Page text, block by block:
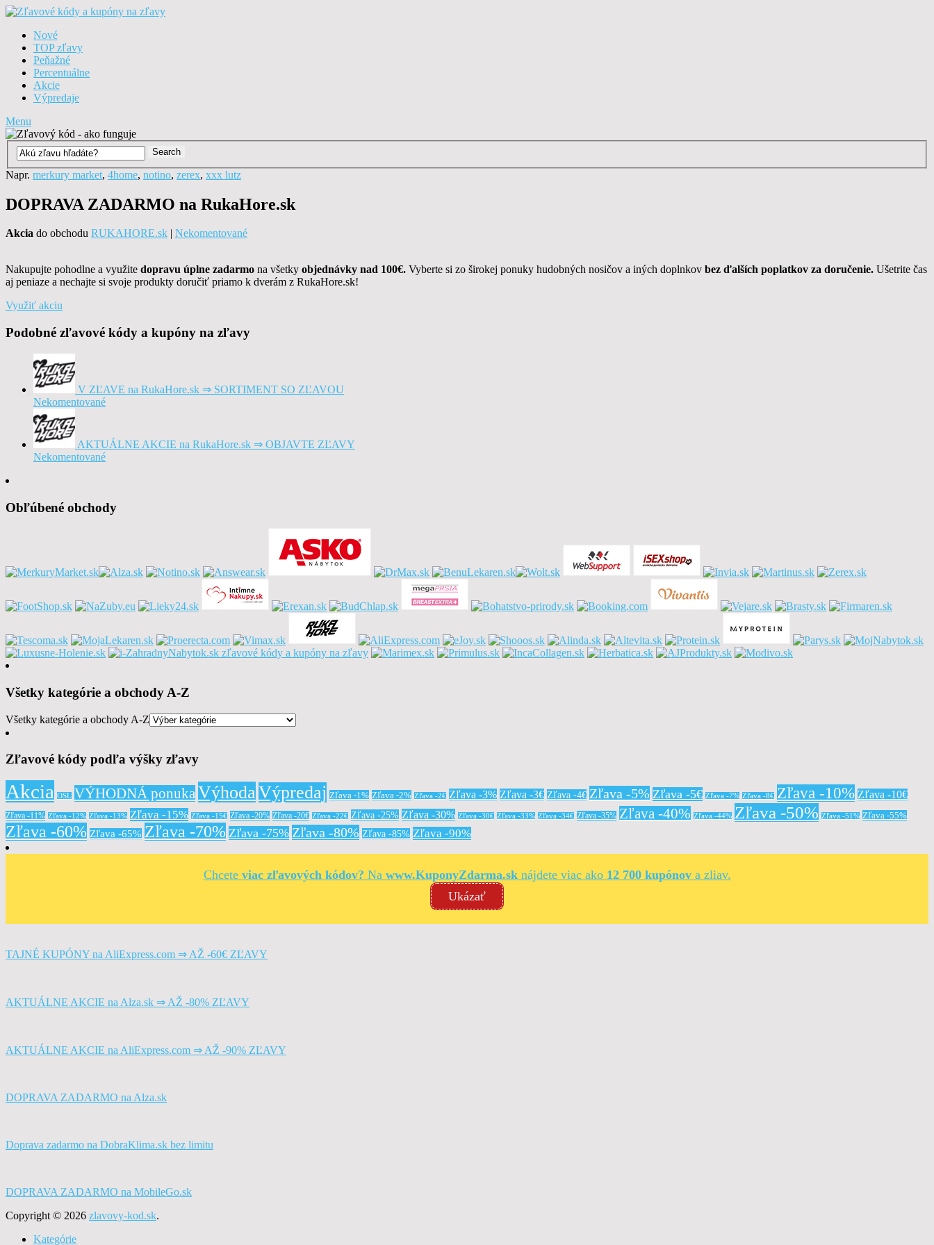
Nové
TOP zľavy
Peňažné
Percentuálne
Akcie
Výpredaje
Menu
Napr. merkury market, 4home, notino, zerex, xxx lutz
DOPRAVA ZADARMO na RukaHore.sk
Akcia do obchodu RUKAHORE.sk | Nekomentované
Nakupujte pohodlne a využite dopravu úplne zadarmo na všetky objednávky nad 100€. Vyberte si zo širokej ponuky hudobných nosičov a iných doplnkov bez ďalších poplatkov za doručenie. Ušetrite čas
aj peniaze a nechajte si svoje produkty doručiť priamo k dverám z RukaHore.sk!
Využiť akciu
Podobné zľavové kódy a kupóny na zľavy
V ZĽAVE na RukaHore.sk ⇒ SORTIMENT SO ZĽAVOU
Nekomentované
AKTUÁLNE AKCIE na RukaHore.sk ⇒ OBJAVTE ZĽAVY
Nekomentované
Obľúbené obchody
Všetky kategórie a obchody A-Z
Všetky kategórie a obchody A-Z
Zľavové kódy podľa výšky zľavy
Akcia OSL VÝHODNÁ ponukaVýhodaVýpredaj Zľava -1% Zľava -2% Zľava -2€ Zľava -3% Zľava -3€ Zľava -4€ Zľava -5% Zľava -5€ Zľava -7% Zľava -8€ Zľava -10% Zľava -10€
Zľava -11% Zľava -12% Zľava -13% Zľava -15% Zľava -15€ Zľava -20% Zľava -20€ Zľava -22€ Zľava -25% Zľava -30% Zľava -30€ Zľava -33% Zľava -34€ Zľava -35% Zľava -40% Zľava -44% Zľava -50% Zľava -51% Zľava -55%
Zľava -60% Zľava -65% Zľava -70% Zľava -75% Zľava -80% Zľava -85% Zľava -90%
Chcete viac zľavových kódov? Na www.KuponyZdarma.sknájdete viac ako 12 700 kupónova zliav.
Ukázať
TAJNÉ KUPÓNY na AliExpress.com ⇒ AŽ -60€ ZĽAVY
AKTUÁLNE AKCIE na Alza.sk ⇒ AŽ -80% ZĽAVY
AKTUÁLNE AKCIE na AliExpress.com ⇒ AŽ -90% ZĽAVY
DOPRAVA ZADARMO na Alza.sk
Doprava zadarmo na DobraKlima.sk bez limitu
DOPRAVA ZADARMO na MobileGo.sk
Copyright © 2026 zlavovy-kod.sk.
Kategórie